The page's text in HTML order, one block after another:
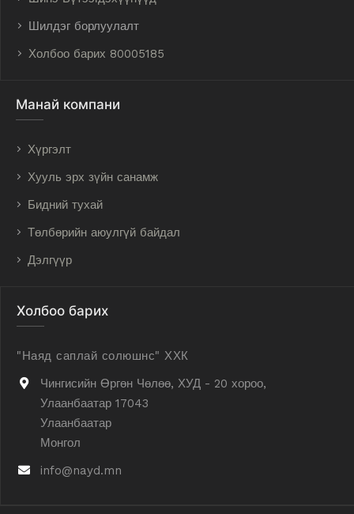
Шилдэг борлуулалт
Холбоо барих 80005185
Манай компани
Хүргэлт
Хууль эрх зүйн санамж
Бидний тухай
Төлбөрийн аюулгүй байдал
Дэлгүүр
Холбоо барих
"Наяд саплай солюшнс" ХХК
Чингисийн Өргөн Чөлөө, ХУД - 20 хороо,
Улаанбаатар 17043
Улаанбаатар
Монгол
info@nayd.mn